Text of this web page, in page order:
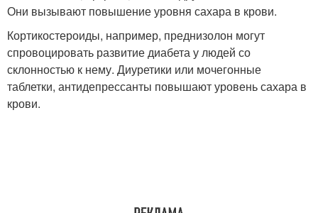
Они вызывают повышение уровня сахара в крови.
Кортикостероиды, например, преднизолон могут
спровоцировать развитие диабета у людей со
склонностью к нему. Диуретики или мочегонные
таблетки, антидепрессанты повышают уровень сахара в
крови.